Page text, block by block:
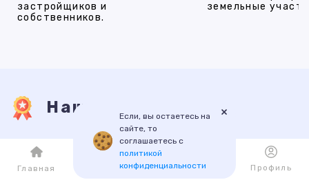
застройщиков и
собственников.
земельные
Наши услуги
ПРОДАЖА АРЕНДА НОВОСТРОЙКИ ИПОТЕКА
Если, вы остаетесь на
сайте, то
соглашаетесь с
политикой
конфиденциальности
×
Главная Каталог Избранное Профиль